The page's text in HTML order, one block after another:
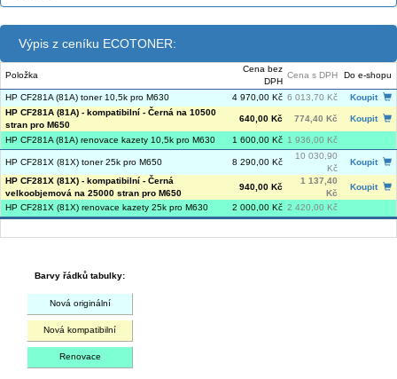
Výpis z ceníku ECOTONER:
Položka
Cena bez
DPH
Cena s DPH Do e-shopu
HP CF281A (81A) toner 10,5k pro M630 4 970,00 Kč 6 013,70 Kč
Koupit
HP CF281A (81A) - kompatibilní - Černá na 10500
stran pro M650
640,00 Kč 774,40 Kč Koupit
HP CF281A (81A) renovace kazety 10,5k pro M630 1 600,00 Kč 1 936,00 Kč
HP CF281X (81X) toner 25k pro M650 8 290,00 Kč
10 030,90
Kč
Koupit
HP CF281X (81X) - kompatibilní - Černá
velkoobjemová na 25000 stran pro M650
940,00 Kč
1 137,40
Kč
Koupit
HP CF281X (81X) renovace kazety 25k pro M630 2 000,00 Kč 2 420,00 Kč
Barvy řádků tabulky:
Nová originální
Nová kompatibilní
Renovace